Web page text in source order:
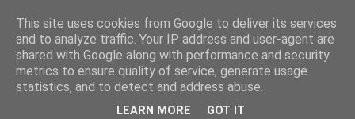
This site uses cookies from Google to deliver its services
and to analyze traffic. Your IP address and user-agent are
shared with Google along with performance and security
metrics to ensure quality of service, generate usage
statistics, and to detect and address abuse.
LEARN MORE GOT IT